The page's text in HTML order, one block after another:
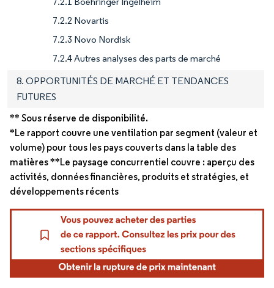
7.2.2 Novartis
7.2.3 Novo Nordisk
7.2.4 Autres analyses des parts de marché
8. OPPORTUNITÉS DE MARCHÉ ET TENDANCES
FUTURES
** Sous réserve de disponibilité.
*Le rapport couvre une ventilation par segment (valeur et
volume) pour tous les pays couverts dans la table des
matières **Le paysage concurrentiel couvre : aperçu des
activités, données financières, produits et stratégies, et
développements récents